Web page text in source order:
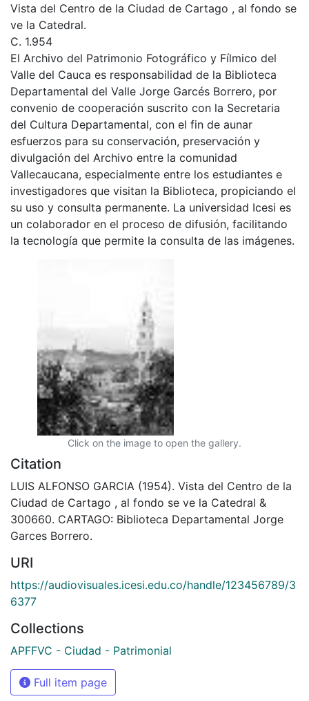
Vista del Centro de la Ciudad de Cartago , al fondo se
ve la Catedral.
C. 1.954
El Archivo del Patrimonio Fotográfico y Fílmico del
Valle del Cauca es responsabilidad de la Biblioteca
Departamental del Valle Jorge Garcés Borrero, por
convenio de cooperación suscrito con la Secretaria
del Cultura Departamental, con el fin de aunar
esfuerzos para su conservación, preservación y
divulgación del Archivo entre la comunidad
Vallecaucana, especialmente entre los estudiantes e
investigadores que visitan la Biblioteca, propiciando el
su uso y consulta permanente. La universidad Icesi es
un colaborador en el proceso de difusión, facilitando
la tecnología que permite la consulta de las imágenes.
Click on the image to open the gallery.
Citation
LUIS ALFONSO GARCIA (1954). Vista del Centro de la
Ciudad de Cartago , al fondo se ve la Catedral &
300660. CARTAGO: Biblioteca Departamental Jorge
Garces Borrero.
URI
https://audiovisuales.icesi.edu.co/handle/123456789/3
6377
Collections
APFFVC - Ciudad - Patrimonial
Full item page